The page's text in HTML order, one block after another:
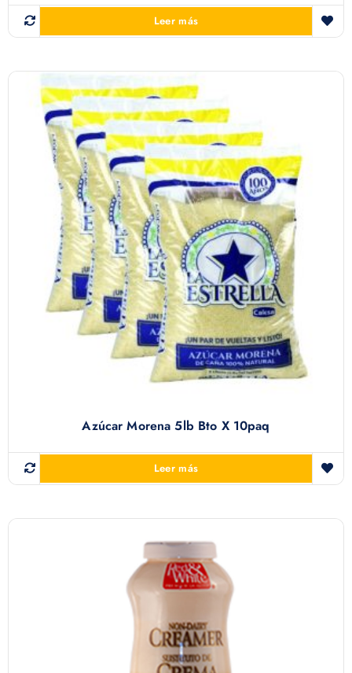
Leer más
Azúcar Morena 5lb Bto X 10paq
Leer más